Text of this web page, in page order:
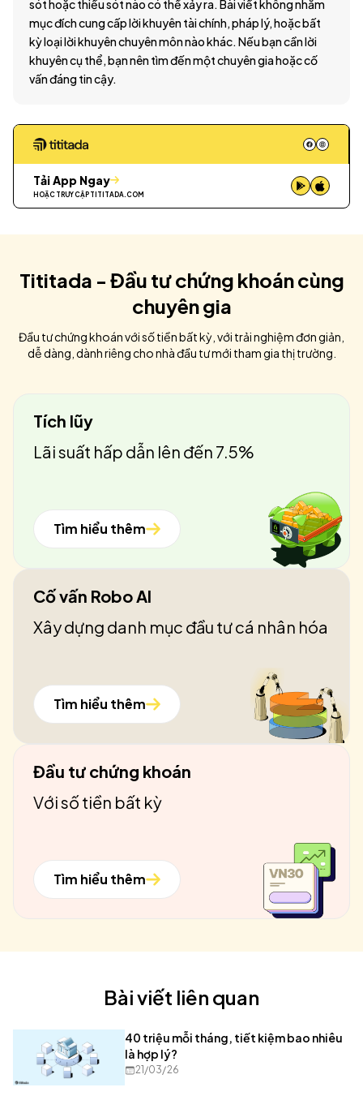
sót hoặc thiếu sót nào có thể xảy ra. Bài viết không nhằm
mục đích cung cấp lời khuyên tài chính, pháp lý, hoặc bất
kỳ loại lời khuyên chuyên môn nào khác. Nếu bạn cần lời
khuyên cụ thể, bạn nên tìm đến một chuyên gia hoặc cố
vấn đáng tin cậy.
Tải App Ngay
HOẶC TRUY CẬP TITITADA.COM
Tititada - Đầu tư chứng khoán cùng
chuyên gia
Đầu tư chứng khoán với số tiền bất kỳ, với trải nghiệm đơn giản,
dễ dàng, dành riêng cho nhà đầu tư mới tham gia thị trường.
Tích lũy
Lãi suất hấp dẫn lên đến 7.5%
Tìm hiểu thêm
Cố vấn Robo AI
Xây dựng danh mục đầu tư cá nhân hóa
Tìm hiểu thêm
Đầu tư chứng khoán
Với số tiền bất kỳ
Tìm hiểu thêm
Bài viết liên quan
40 triệu mỗi tháng, tiết kiệm bao nhiêu
là hợp lý?
21/03/26